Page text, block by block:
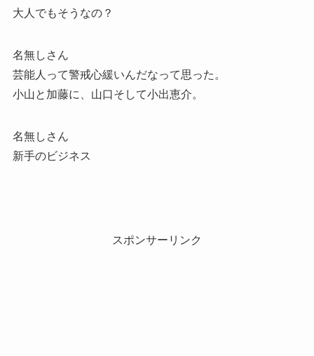
大人でもそうなの？
名無しさん
芸能人って警戒心緩いんだなって思った。
小山と加藤に、山口そして小出恵介。
名無しさん
新手のビジネス
スポンサーリンク